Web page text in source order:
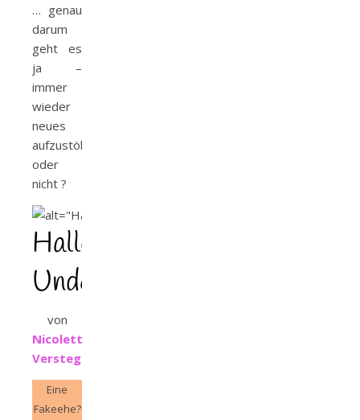
… genau
darum
geht es
ja –
immer
wieder
neues
aufzustöbern
oder
nicht ?
Halloweenlove
Undercover
von
Nicolette
Verstege
Eine
Fakeehe?